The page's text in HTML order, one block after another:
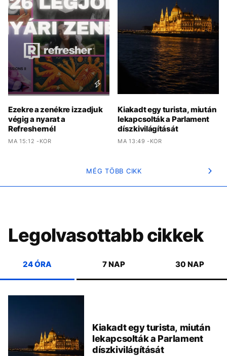
Ezekre a zenékre izzadjuk
végig a nyarat a
Refreshernél
MA 15:12 -KOR
Kiakadt egy turista, miután
lekapcsolták a Parlament
díszkivilágítását
MA 13:49 -KOR
MÉG TÖBB CIKK
Legolvasottabb cikkek
24 ÓRA 7 NAP 30 NAP
Kiakadt egy turista, miután
lekapcsolták a Parlament
díszkivilágítását